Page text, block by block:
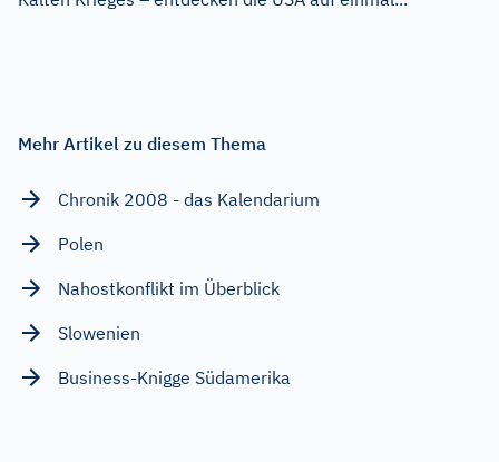
Mehr Artikel zu diesem Thema
Chronik 2008 - das Kalendarium
Polen
Nahostkonflikt im Überblick
Slowenien
Business-Knigge Südamerika